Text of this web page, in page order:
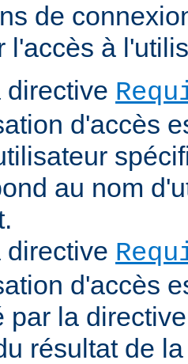
de
l'accès à
directive
d'accès
au nom
directive
d'accès
par la
résultat de